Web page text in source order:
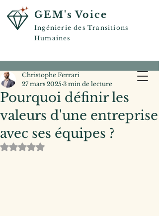
GEM's Voice
Ingénierie des Transitions
Humaines
Pourquoi définir les
valeurs d'une entreprise
avec ses équipes ?
Christophe Ferrari
27 mars 2025 3 min de lecture
Noté NaN étoiles sur 5.